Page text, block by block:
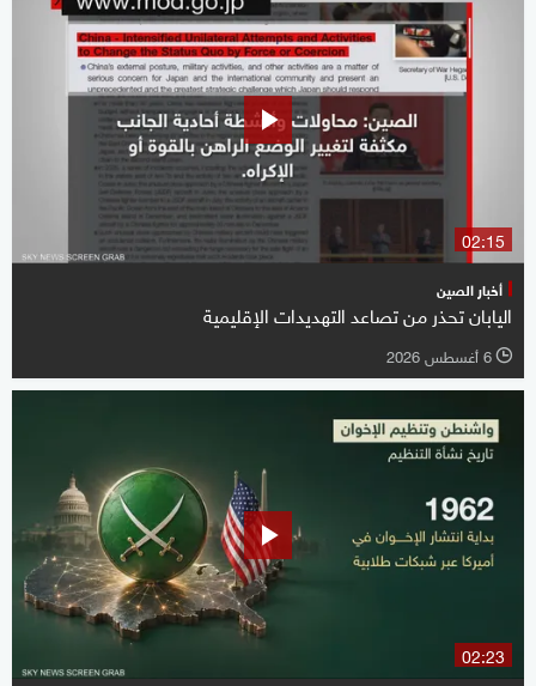
02:15
أخبار الصين
اليابان تحذر من تصاعد التهديدات الإقليمية
l 6 أغسطس 2026
02:23